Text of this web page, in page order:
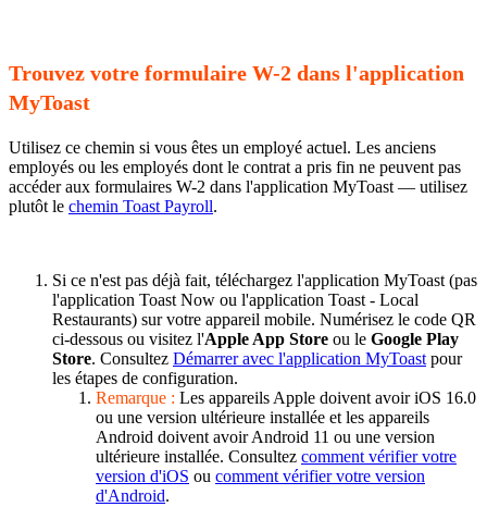
Trouvez votre formulaire W-2 dans l'application
MyToast
Utilisez ce chemin si vous êtes un employé actuel. Les anciens
employés ou les employés dont le contrat a pris fin ne peuvent pas
accéder aux formulaires W-2 dans l'application MyToast — utilisez
plutôt le chemin Toast Payroll.
Si ce n'est pas déjà fait, téléchargez l'application MyToast (pas
l'application Toast Now ou l'application Toast - Local
Restaurants) sur votre appareil mobile. Numérisez le code QR
ci-dessous ou visitez l'Apple App Store ou le Google Play
Store. Consultez Démarrer avec l'application MyToast pour
les étapes de configuration.
Remarque : Les appareils Apple doivent avoir iOS 16.0
ou une version ultérieure installée et les appareils
Android doivent avoir Android 11 ou une version
ultérieure installée. Consultez comment vérifier votre
version d'iOS ou comment vérifier votre version
d'Android.